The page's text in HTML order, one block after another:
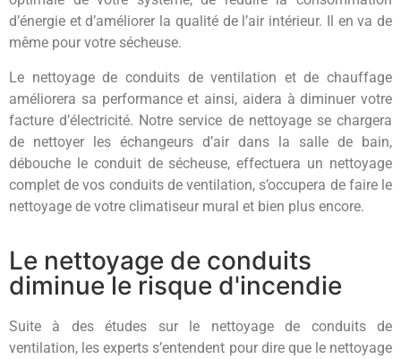
d’énergie et d’améliorer la qualité de l’air intérieur. Il en va de
même pour votre sécheuse.
Le nettoyage de conduits de ventilation et de chauffage
améliorera sa performance et ainsi, aidera à diminuer votre
facture d’électricité. Notre service de nettoyage se chargera
de nettoyer les échangeurs d’air dans la salle de bain,
débouche le conduit de sécheuse, effectuera un nettoyage
complet de vos conduits de ventilation, s’occupera de faire le
nettoyage de votre climatiseur mural et bien plus encore.
Le nettoyage de conduits
diminue le risque d'incendie
Suite à des études sur le nettoyage de conduits de
ventilation, les experts s’entendent pour dire que le nettoyage